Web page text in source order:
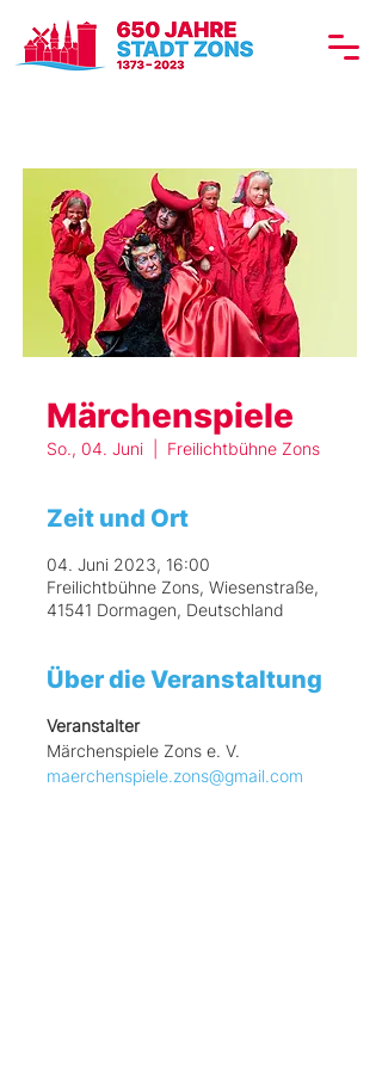
Märchenspiele
So., 04. Juni Freilichtbühne Zons
Zeit und Ort
04. Juni 2023, 16:00
Freilichtbühne Zons, Wiesenstraße,
41541 Dormagen, Deutschland
Über die Veranstaltung
Veranstalter
Märchenspiele Zons e. V.
maerchenspiele.zons@gmail.com